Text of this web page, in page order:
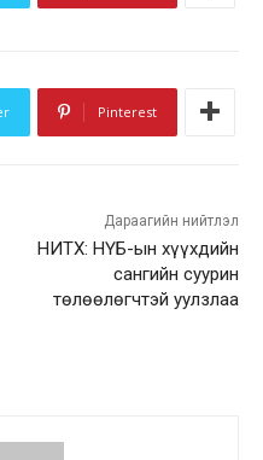
Pinterest
Дараагийн нийтлэл
НИТХ: НҮБ-ын хүүхдийн
сангийн суурин
төлөөлөгчтэй уулзлаа